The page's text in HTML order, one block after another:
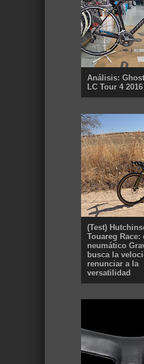
Análisis:
LC Tour 4 2016
(Test)
Touareg Race:
neumático
busca la
renunciar a la
versatilidad